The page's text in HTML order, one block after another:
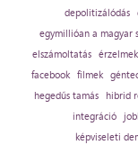
depolitizálódás
egymillióan a magyar
elszámoltatás
érzelmek
facebook
filmek
hegedűs tamás
hibrid
integráció
képviseleti